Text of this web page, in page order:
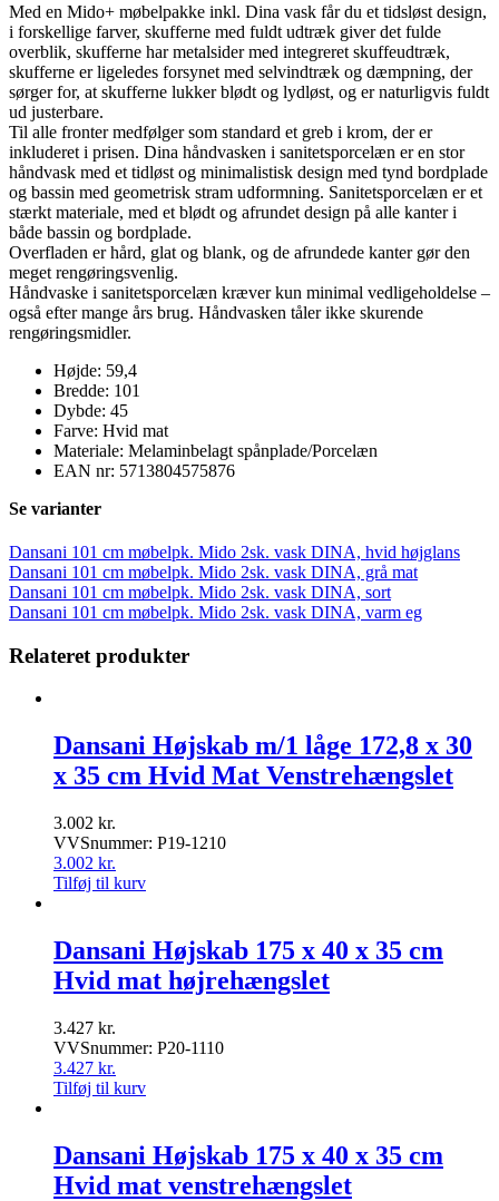
Med en Mido+ møbelpakke inkl. Dina vask får du et tidsløst design,
i forskellige farver, skufferne med fuldt udtræk giver det fulde
overblik, skufferne har metalsider med integreret skuffeudtræk,
skufferne er ligeledes forsynet med selvindtræk og dæmpning, der
sørger for, at skufferne lukker blødt og lydløst, og er naturligvis fuldt
ud justerbare.
Til alle fronter medfølger som standard et greb i krom, der er
inkluderet i prisen. Dina håndvasken i sanitetsporcelæn er en stor
håndvask med et tidløst og minimalistisk design med tynd bordplade
og bassin med geometrisk stram udformning. Sanitetsporcelæn er et
stærkt materiale, med et blødt og afrundet design på alle kanter i
både bassin og bordplade.
Overfladen er hård, glat og blank, og de afrundede kanter gør den
meget rengøringsvenlig.
Håndvaske i sanitetsporcelæn kræver kun minimal vedligeholdelse –
også efter mange års brug. Håndvasken tåler ikke skurende
rengøringsmidler.
Højde: 59,4
Bredde: 101
Dybde: 45
Farve: Hvid mat
Materiale: Melaminbelagt spånplade/Porcelæn
EAN nr: 5713804575876
Se varianter
Dansani 101 cm møbelpk. Mido 2sk. vask DINA, hvid højglans
Dansani 101 cm møbelpk. Mido 2sk. vask DINA, grå mat
Dansani 101 cm møbelpk. Mido 2sk. vask DINA, sort
Dansani 101 cm møbelpk. Mido 2sk. vask DINA, varm eg
Relateret produkter
Dansani Højskab m/1 låge 172,8 x 30
x 35 cm Hvid Mat Venstrehængslet
3.002 kr.
VVSnummer: P19-1210
3.002 kr.
Tilføj til kurv
Dansani Højskab 175 x 40 x 35 cm
Hvid mat højrehængslet
3.427 kr.
VVSnummer: P20-1110
3.427 kr.
Tilføj til kurv
Dansani Højskab 175 x 40 x 35 cm
Hvid mat venstrehængslet